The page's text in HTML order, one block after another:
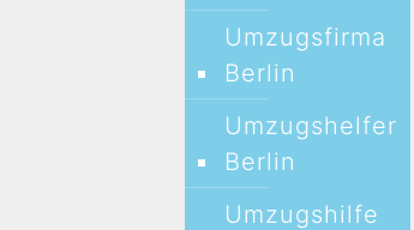
Umzugsfirma
Berlin
Umzugshelfer
Berlin
Umzugshilfe